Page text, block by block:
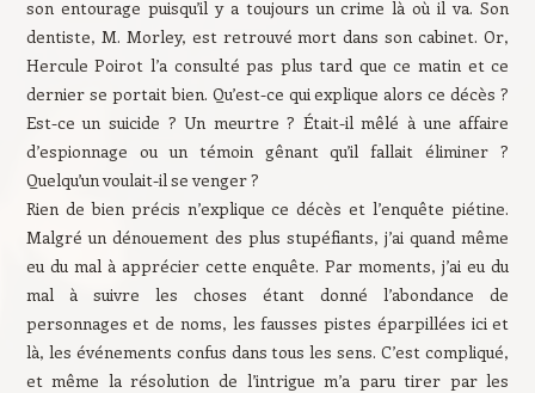
son entourage puisqu’il y a toujours un crime là où il va. Son
dentiste, M. Morley, est retrouvé mort dans son cabinet. Or,
Hercule Poirot l’a consulté pas plus tard que ce matin et ce
dernier se portait bien. Qu’est-ce qui explique alors ce décès ?
Est-ce un suicide ? Un meurtre ? Était-il mêlé à une affaire
d’espionnage ou un témoin gênant qu’il fallait éliminer ?
Quelqu’un voulait-il se venger ?
Rien de bien précis n’explique ce décès et l’enquête piétine.
Malgré un dénouement des plus stupéfiants, j’ai quand même
eu du mal à apprécier cette enquête. Par moments, j’ai eu du
mal à suivre les choses étant donné l’abondance de
personnages et de noms, les fausses pistes éparpillées ici et
là, les événements confus dans tous les sens. C’est compliqué,
et même la résolution de l’intrigue m’a paru tirer par les